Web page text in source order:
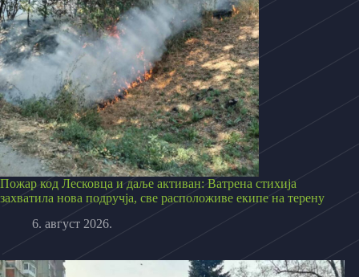
Пожар код Лесковца и даље активан: Ватрена стихија
захватила нова подручја, све расположиве екипе на терену
6. август 2026.